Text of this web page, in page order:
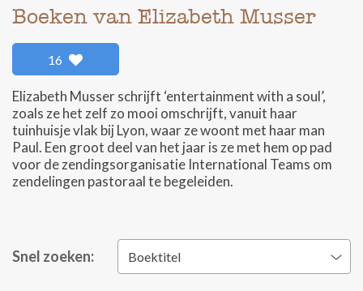
Boeken van Elizabeth Musser
16
Elizabeth Musser schrijft ‘entertainment with a soul’,
zoals ze het zelf zo mooi omschrijft, vanuit haar
tuinhuisje vlak bij Lyon, waar ze woont met haar man
Paul. Een groot deel van het jaar is ze met hem op pad
voor de zendingsorganisatie International Teams om
zendelingen pastoraal te begeleiden.
Snel zoeken: Boektitel